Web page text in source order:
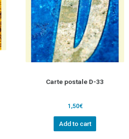
Carte postale D-33
1,50€
Add to cart